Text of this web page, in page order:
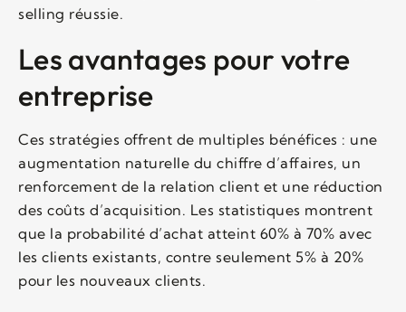
selling réussie.
Les avantages pour votre
entreprise
Ces stratégies offrent de multiples bénéfices : une
augmentation naturelle du chiffre d’affaires, un
renforcement de la relation client et une réduction
des coûts d’acquisition. Les statistiques montrent
que la probabilité d’achat atteint 60% à 70% avec
les clients existants, contre seulement 5% à 20%
pour les nouveaux clients.